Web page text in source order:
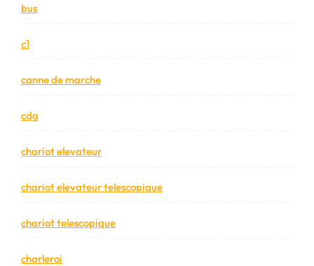
bus
c1
canne de marche
cdg
chariot elevateur
chariot elevateur telescopique
chariot telescopique
charleroi